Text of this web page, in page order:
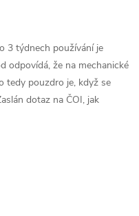
3 týdnech používání je
odpovídá, že na mechanické
tedy pouzdro je, když se
dotaz na ČOI, jak